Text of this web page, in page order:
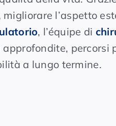
l’aspetto
, l’équipe di
percorsi
a lungo termine.